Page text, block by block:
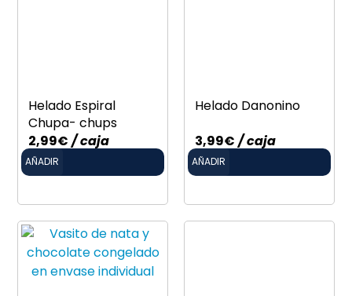
Helado Espiral
Chupa- chups
2,99€/ caja
AÑADIR
Helado Danonino
3,99€/ caja
AÑADIR